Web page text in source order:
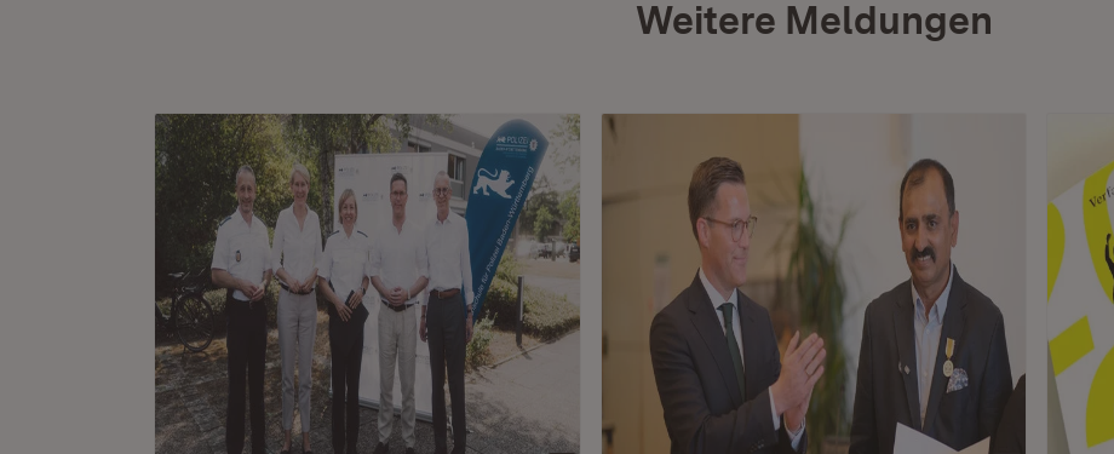
Weitere Meldungen